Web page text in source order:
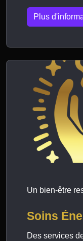
Plus
Un bien-être
Soins
Des services